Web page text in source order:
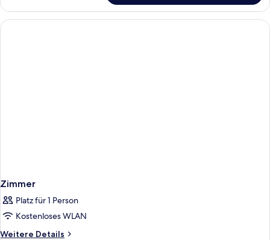
Zimmer
Platz für 1 Person
Kostenloses WLAN
Weitere Details
Weitere